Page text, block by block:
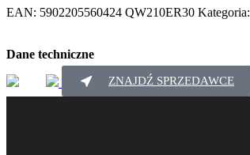
EAN: 5902205560424 QW210ER30 Kategoria:
Dane techniczne
ZNAJDŹ SPRZEDAWCE